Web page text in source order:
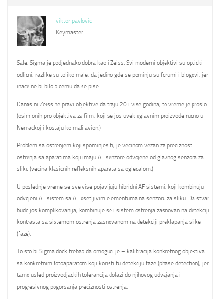
viktor pavlovic
Keymaster
Sale, Sigma je podjednako dobra kao i Zeiss. Svi moderni objektivi su opticki
odlicni, razlike su toliko male, da jedino gde se pominju su forumi i blogovi, jer
inace ne bi bilo o cemu da se pise.
Danas ni Zeiss ne pravi objektive da traju 20 i vise godina, to vreme je proslo
(osim onih pro objektiva za film, koji se jos uvek uglavnim proizvode rucno u
Nemackoj i kostaju ko mali avion.)
Problem sa ostrenjem koji spominjes ti, je vecinom vezan za preciznost
ostrenja sa aparatima koji imaju AF senzore odvojene od glavnog senzora za
sliku (vecina klasicnih refleksnih aparata sa ogledalom.)
U poslednje vreme se sve vise pojavljuju hibridni AF sistemi, koji kombinuju
odvojeni AF sistem sa AF osetljivim elementuma na senzoru za sliku. Da stvar
bude jos komplikovanija, kombinuje se i sistem ostrenja zasnovan na detekciji
kontrasta sa sistemom ostrenja zasnovanom na detekciji preklapanja slike
(faze).
To sto bi Sigma dock trebao da omoguci je – kalibracija konkretnog objektiva
sa konkretnim fotoaparatom koji koristi tu detekciju faze (phase detection), jer
tamo usled proizvodjackih tolerancija dolazi do njihovog udvajanja i
progresivnog pogorsanja preciznosti ostrenja.